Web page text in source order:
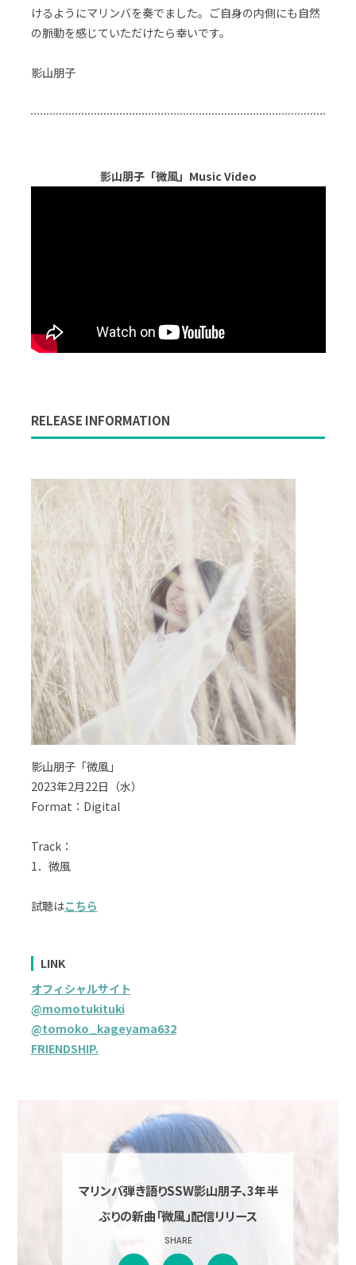
けるようにマリンバを奏でました。ご自身の内側にも自然
の脈動を感じていただけたら幸いです。
影山朋子
影山朋子「微風」Music Video
RELEASE INFORMATION
影山朋子「微風」
2023年2月22日（水）
Format：Digital
Track：
1．微風
試聴はこちら
LINK
オフィシャルサイト
@momotukituki
@tomoko_kageyama632
FRIENDSHIP.
マリンバ弾き語りSSW影山朋子、3年半
ぶりの新曲「微風」配信リリース
SHARE